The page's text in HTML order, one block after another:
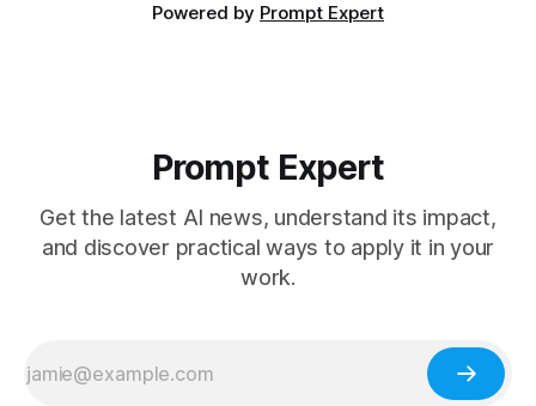
Powered by Prompt Expert
Prompt Expert
Get the latest AI news, understand its impact,
and discover practical ways to apply it in your
work.